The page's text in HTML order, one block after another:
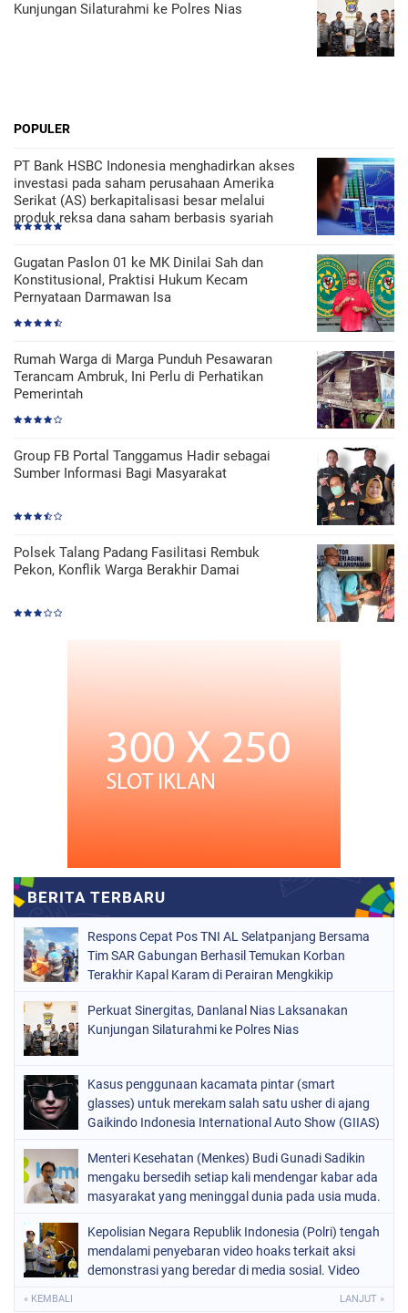
Kunjungan Silaturahmi ke Polres Nias
POPULER
PT Bank HSBC Indonesia menghadirkan akses
investasi pada saham perusahaan Amerika
Serikat (AS) berkapitalisasi besar melalui
produk reksa dana saham berbasis syariah
Gugatan Paslon 01 ke MK Dinilai Sah dan
Konstitusional, Praktisi Hukum Kecam
Pernyataan Darmawan Isa
Rumah Warga di Marga Punduh Pesawaran
Terancam Ambruk, Ini Perlu di Perhatikan
Pemerintah
Group FB Portal Tanggamus Hadir sebagai
Sumber Informasi Bagi Masyarakat
Polsek Talang Padang Fasilitasi Rembuk
Pekon, Konflik Warga Berakhir Damai
Respons Cepat Pos TNI AL Selatpanjang Bersama
Tim SAR Gabungan Berhasil Temukan Korban
Terakhir Kapal Karam di Perairan Mengkikip
Perkuat Sinergitas, Danlanal Nias Laksanakan
Kunjungan Silaturahmi ke Polres Nias
Kasus penggunaan kacamata pintar (smart
glasses) untuk merekam salah satu usher di ajang
Gaikindo Indonesia International Auto Show (GIIAS)
Menteri Kesehatan (Menkes) Budi Gunadi Sadikin
mengaku bersedih setiap kali mendengar kabar ada
masyarakat yang meninggal dunia pada usia muda.
menteri kesehatan apabila masih ada warga yang
kehilangan nyawa
Kepolisian Negara Republik Indonesia (Polri) tengah
mendalami penyebaran video hoaks terkait aksi
demonstrasi yang beredar di media sosial. Video
« KEMBALI LANJUT »